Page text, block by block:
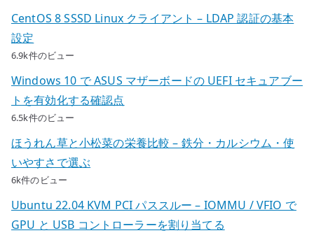
CentOS 8 SSSD Linux クライアント – LDAP 認証の基本
設定
6.9k件のビュー
Windows 10 で ASUS マザーボードの UEFI セキュアブー
トを有効化する確認点
6.5k件のビュー
ほうれん草と小松菜の栄養比較 – 鉄分・カルシウム・使
いやすさで選ぶ
6k件のビュー
Ubuntu 22.04 KVM PCI パススルー – IOMMU / VFIO で
GPU と USB コントローラーを割り当てる